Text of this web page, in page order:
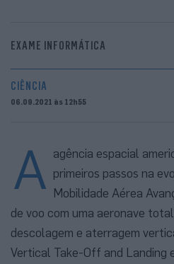
EXAME INFORMÁTICA
CIÊNCIA
06.09.2021 às 12h55
A agência espacial
primeiros passos na
Mobilidade Aérea
de voo com uma aeronave
descolagem e aterragem
Vertical Take-Off and Landing